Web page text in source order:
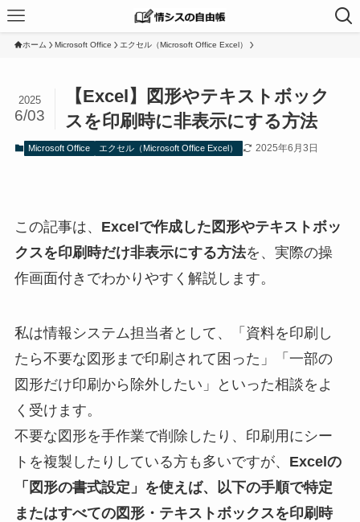
ホーム Microsoft Office エクセル（Microsoft Office Excel）
【Excel】図形やテキストボック
スを印刷時に非表示にする方法
2025
6/03
Microsoft Office エクセル（Microsoft Office Excel） 2025年6月3日
この記事は、 Excelで作成した図形やテキストボッ
クスを印刷時だけ非表示にする方法を、実際の操
作画面付きでわかりやすく解説します。
私は情報システム担当者として、「資料を印刷し
たら不要な図形まで印刷されて困った」「一部の
図形だけ印刷から除外したい」といった相談をよ
く受けます。
不要な図形を手作業で削除したり、印刷用にシー
トを複製したりしている方も多いですが、 Excelの
「図形の書式設定」を使えば、以下の手順で特定
またはすべての図形・テキストボックスを印刷時